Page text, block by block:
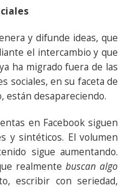
y difunde ideas, que
el intercambio y que
ha migrado fuera de las
sociales, en su faceta de
están desapareciendo.
en Facebook siguen
y sintéticos. El volumen
sigue aumentando.
realmente buscan algo
escribir con seriedad,